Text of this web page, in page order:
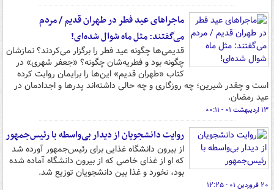
ماجراهای عید فطر در طهران قدیم / مردم
می‌گفتند: مثل ماه شوال شده‌ای!
قدیمی‌ها چگونه عید فطر را برگزار می‌کردند؟ نمازشان
چگونه بود و فطریه‌شان چگونه؟ «جعفر شهری» در
کتاب «طهران قدیم» این‌ها را برایمان روایت کرده
است و چقدر شیرین؛ چه روزگاری و چه حالی داشته‌اند پدرها و اجدادمان در
عید رمضان.
۱۳ اردیبهشت ۰۱ - ۰۰:۱۱
روایت دانشجویان از دیدار بی‌واسطه با رئیس‌جمهور
از بیرون دانشگاه غذایی برای رئیس‌جمهور آورده شد
که او از غذای خاصی که از بیرون دانشگاه آماده شده
بود، نخورد و غذا بین دانشجویان توزیع شد.
۲۰ فروردین ۰۱ - ۱۲:۲۵